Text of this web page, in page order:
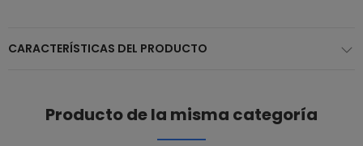
CARACTERÍSTICAS DEL PRODUCTO
Producto de la misma categoría